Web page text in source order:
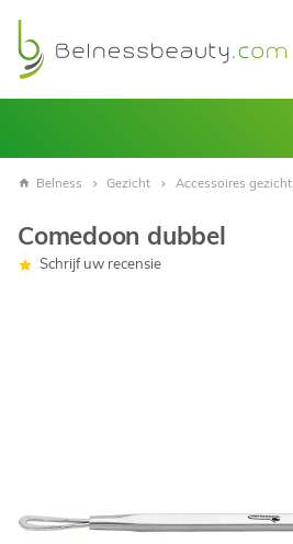
Belness Gezicht Accessoires gezicht
Comedoon dubbel
Schrijf uw recensie